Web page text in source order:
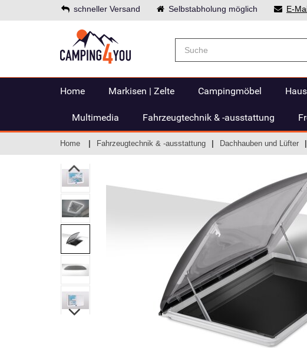
schneller Versand Selbstabholung möglich E-
Home Markisen | Zelte Campingmöbel
Multimedia Fahrzeugtechnik & -ausstattung
Home Fahrzeugtechnik & -ausstattung Dachhauben und Lüfter